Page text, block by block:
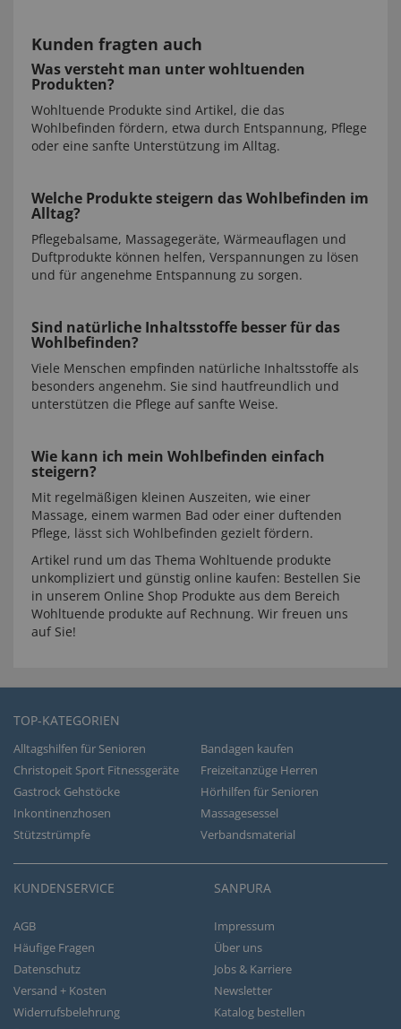
Kunden fragten auch
Was versteht man unter wohltuenden
Produkten?
Wohltuende Produkte sind Artikel, die das
Wohlbefinden fördern, etwa durch Entspannung, Pflege
oder eine sanfte Unterstützung im Alltag.
Welche Produkte steigern das Wohlbefinden im
Alltag?
Pflegebalsame, Massagegeräte, Wärmeauflagen und
Duftprodukte können helfen, Verspannungen zu lösen
und für angenehme Entspannung zu sorgen.
Sind natürliche Inhaltsstoffe besser für das
Wohlbefinden?
Viele Menschen empfinden natürliche Inhaltsstoffe als
besonders angenehm. Sie sind hautfreundlich und
unterstützen die Pflege auf sanfte Weise.
Wie kann ich mein Wohlbefinden einfach
steigern?
Mit regelmäßigen kleinen Auszeiten, wie einer
Massage, einem warmen Bad oder einer duftenden
Pflege, lässt sich Wohlbefinden gezielt fördern.
Artikel rund um das Thema Wohltuende produkte
unkompliziert und günstig online kaufen: Bestellen Sie
in unserem Online Shop Produkte aus dem Bereich
Wohltuende produkte auf Rechnung. Wir freuen uns
auf Sie!
TOP-KATEGORIEN
Alltagshilfen für Senioren
Bandagen kaufen
Christopeit Sport Fitnessgeräte
Freizeitanzüge Herren
Gastrock Gehstöcke
Hörhilfen für Senioren
Inkontinenzhosen
Massagesessel
Stützstrümpfe
Verbandsmaterial
KUNDENSERVICE
AGB
Häufige Fragen
Datenschutz
Versand + Kosten
Widerrufsbelehrung
SANPURA
Impressum
Über uns
Jobs & Karriere
Newsletter
Katalog bestellen